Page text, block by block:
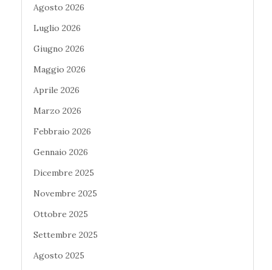
Agosto 2026
Luglio 2026
Giugno 2026
Maggio 2026
Aprile 2026
Marzo 2026
Febbraio 2026
Gennaio 2026
Dicembre 2025
Novembre 2025
Ottobre 2025
Settembre 2025
Agosto 2025